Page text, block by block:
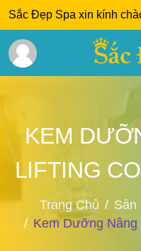
Sắc Đẹp Spa xin kính
KEM
LIFTING
Trang Chủ Sản
Kem Dưỡng